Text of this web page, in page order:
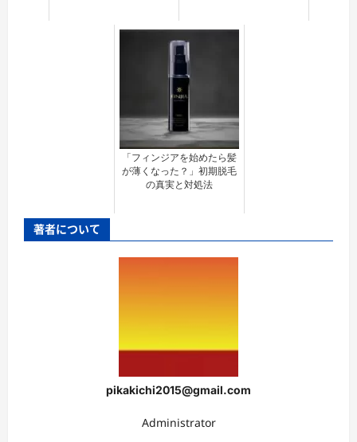
「フィンジアを始めたら髪
が薄くなった？」初期脱毛
の真実と対処法
著者について
pikakichi2015@gmail.com
Administrator